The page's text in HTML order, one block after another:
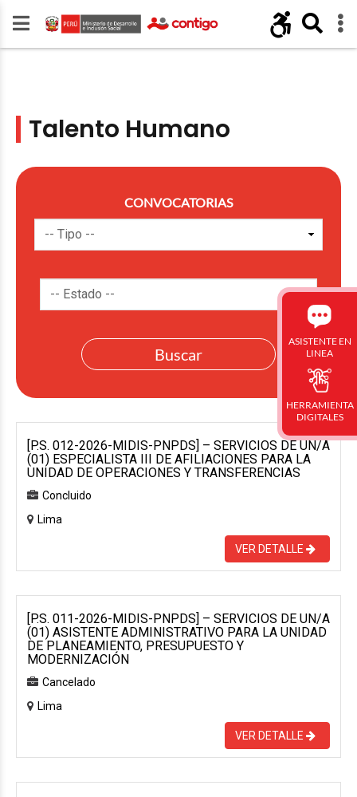
Talento Humano
CONVOCATORIAS
[P.S. 012-2026-MIDIS-PNPDS] – SERVICIOS DE UN/A
(01) ESPECIALISTA III DE AFILIACIONES PARA LA
UNIDAD DE OPERACIONES Y TRANSFERENCIAS
Concluido
Lima
VER DETALLE
[P.S. 011-2026-MIDIS-PNPDS] – SERVICIOS DE UN/A
(01) ASISTENTE ADMINISTRATIVO PARA LA UNIDAD
DE PLANEAMIENTO, PRESUPUESTO Y
MODERNIZACIÓN
Cancelado
Lima
VER DETALLE
ASISTENTE EN
LINEA
HERRAMIENTA
DIGITALES